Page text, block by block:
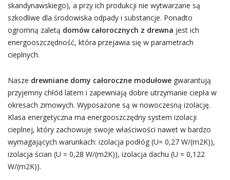
skandynawskiego), a przy ich produkcji nie wytwarzane są
szkodliwe dla środowiska odpady i substancje. Ponadto
ogromną zaletą domów całorocznych z drewna jest ich
energooszczędność, która przejawia się w parametrach
cieplnych.
Nasze drewniane domy całoroczne modułowegwarantują
przyjemny chłód latem i zapewniają dobre utrzymanie ciepła w
okresach zimowych. Wyposażone są w nowoczesną izolację.
Klasa energetyczna ma energooszczędny system izolacji
cieplnej, który zachowuje swoje właściwości nawet w bardzo
wymagających warunkach: izolacja podłóg (U= 0,27 W/(m2K)),
izolacja ścian (U = 0,28 W/(m2K)), izolacja dachu (U = 0,122
W/(m2K)).